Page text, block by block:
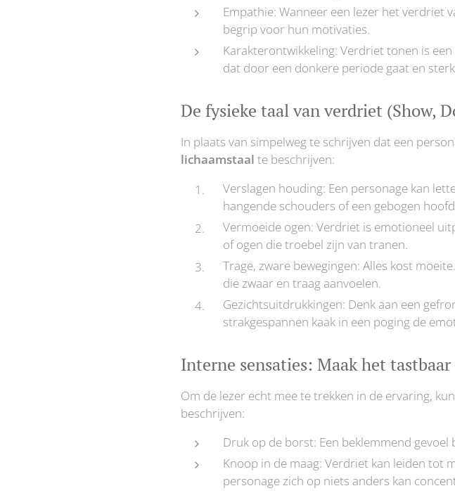
Empathie: Wanneer een lezer het verdriet
begrip voor hun motivaties.
Karakterontwikkeling: Verdriet tonen is
dat door een donkere periode gaat en
De fysieke taal van verdriet (Show,
In plaats van simpelweg te schrijven dat een
lichaamstaal te beschrijven:
Verslagen houding: Een personage kan
hangende schouders of een gebogen
Vermoeide ogen: Verdriet is emotioneel
of ogen die troebel zijn van tranen.
Trage, zware bewegingen: Alles kost
die zwaar en traag aanvoelen.
Gezichtsuitdrukkingen: Denk aan een
strakgespannen kaak in een poging de
Interne sensaties: Maak het tastbaar
Om de lezer echt mee te trekken in de ervaring,
beschrijven:
Druk op de borst: Een beklemmend
Knoop in de maag: Verdriet kan leiden tot
personage zich op niets anders kan